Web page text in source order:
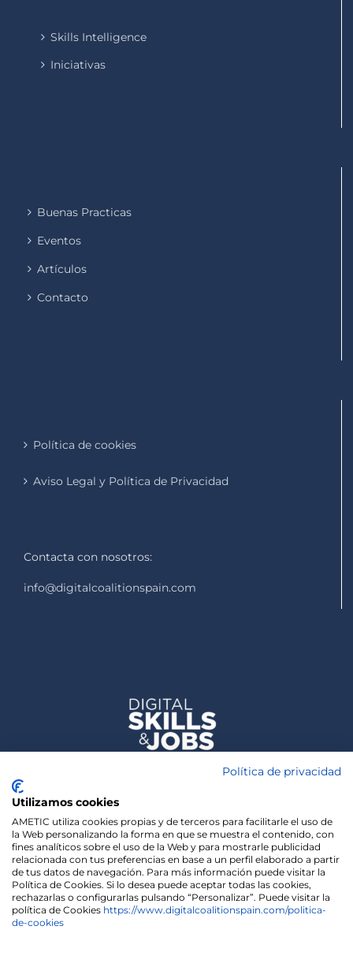
Skills Intelligence
Iniciativas
Buenas Practicas
Eventos
Artículos
Contacto
Política de cookies
Aviso Legal y Política de Privacidad
Contacta con nosotros:
info@digitalcoalitionspain.com
We use cookies on our website to give you the most
Política de privacidad
Utilizamos cookies
AMETIC utiliza cookies propias y de terceros para facilitarle el uso de
la Web personalizando la forma en que se muestra el contenido, con
fines analíticos sobre el uso de la Web y para mostrarle publicidad
relacionada con tus preferencias en base a un perfil elaborado a partir
de tus datos de navegación. Para más información puede visitar la
Política de Cookies. Si lo desea puede aceptar todas las cookies,
rechazarlas o configurarlas pulsando “Personalizar”. Puede visitar la
política de Cookies https://www.digitalcoalitionspain.com/politica-
de-cookies